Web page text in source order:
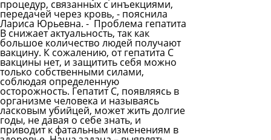
процедур, связанных с инъекциями,
передачей через кровь, - пояснила
Лариса Юрьевна. - Проблема гепатита
В снижает актуальность, так как
большое количество людей получают
вакцину. К сожалению, от гепатита С
вакцины нет, и защитить себя можно
только собственными силами,
соблюдая определенную
осторожность. Гепатит С, появляясь в
организме человека и называясь
ласковым убийцей, может жить долгие
годы, не давая о себе знать, и
приводит к фатальным изменениям в